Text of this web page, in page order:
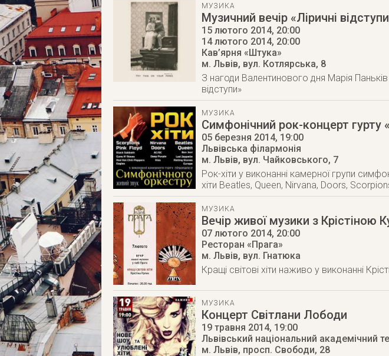
МУЗИКА
Музичний вечір «Ліричні
15 лютого 2014, 20:00
14 лютого 2014, 20:00
Кав’ярня «Штука»
м. Львів, вул. Котлярська, 8
З нагоди Валентинового дня Марія
відступи»
МУЗИКА
Симфонічний рок-концерт гурту
05 березня 2014, 19:00
Львівська філармонія
м. Львів, вул. Чайковського, 7
Рок-хіти у виконанні камерної групи
хіти Beatles, Queen, Nirvana, Doors,
МУЗИКА
Вечір живої музики з Крістіною
07 лютого 2014, 20:00
Ресторан «Прага»
м. Львів, вул. Гнатюка
Кращі світові хіти наживо у виконанні
МУЗИКА
Концерт Світлани Лободи
19 травня 2014, 19:00
Львівський національний академічний
м. Львів, просп. Свободи, 28